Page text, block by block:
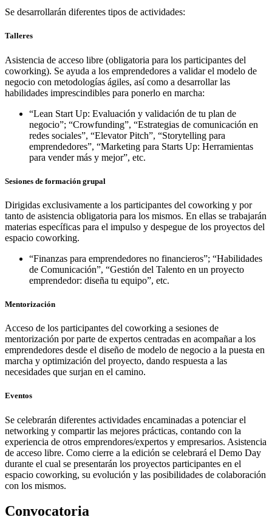
Se desarrollarán diferentes tipos de actividades:
Talleres
Asistencia de acceso libre (obligatoria para los participantes del
coworking). Se ayuda a los emprendedores a validar el modelo de
negocio con metodologías ágiles, así como a desarrollar las
habilidades imprescindibles para ponerlo en marcha:
“Lean Start Up: Evaluación y validación de tu plan de
negocio”; “Crowfunding”, “Estrategias de comunicación en
redes sociales”, “Elevator Pitch”, “Storytelling para
emprendedores”, “Marketing para Starts Up: Herramientas
para vender más y mejor”, etc.
Sesiones de formación grupal
Dirigidas exclusivamente a los participantes del coworking y por
tanto de asistencia obligatoria para los mismos. En ellas se trabajarán
materias específicas para el impulso y despegue de los proyectos del
espacio coworking.
“Finanzas para emprendedores no financieros”; “Habilidades
de Comunicación”, “Gestión del Talento en un proyecto
emprendedor: diseña tu equipo”, etc.
Mentorización
Acceso de los participantes del coworking a sesiones de
mentorización por parte de expertos centradas en acompañar a los
emprendedores desde el diseño de modelo de negocio a la puesta en
marcha y optimización del proyecto, dando respuesta a las
necesidades que surjan en el camino.
Eventos
Se celebrarán diferentes actividades encaminadas a potenciar el
networking y compartir las mejores prácticas, contando con la
experiencia de otros emprendores/expertos y empresarios. Asistencia
de acceso libre. Como cierre a la edición se celebrará el Demo Day
durante el cual se presentarán los proyectos participantes en el
espacio coworking, su evolución y las posibilidades de colaboración
con los mismos.
Convocatoria